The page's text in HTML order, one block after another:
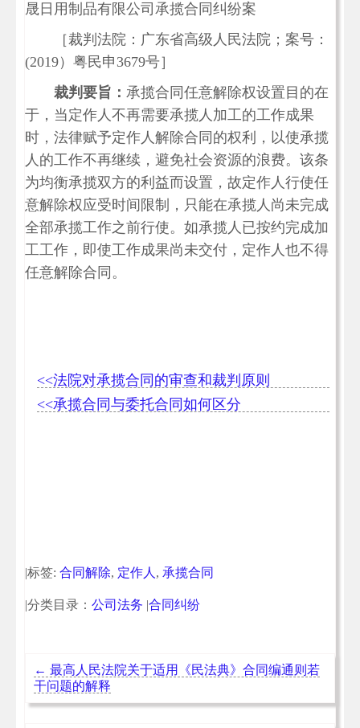
晟日用制品有限公司承揽合同纠纷案
［裁判法院：广东省高级人民法院；案号：
(2019）粤民申3679号］
裁判要旨： 承揽合同任意解除权设置目的在
于，当定作人不再需要承揽人加工的工作成果
时，法律赋予定作人解除合同的权利，以使承揽
人的工作不再继续，避免社会资源的浪费。该条
为均衡承揽双方的利益而设置，故定作人行使任
意解除权应受时间限制，只能在承揽人尚未完成
全部承揽工作之前行使。如承揽人已按约完成加
工工作，即使工作成果尚未交付，定作人也不得
任意解除合同。
<<法院对承揽合同的审查和裁判原则
<<承揽合同与委托合同如何区分
|标签: 合同解除, 定作人 , 承揽合同
|分类目录： 公司法务 |合同纠纷
← 最高人民法院关于适用《民法典》合同编通则若
干问题的解释